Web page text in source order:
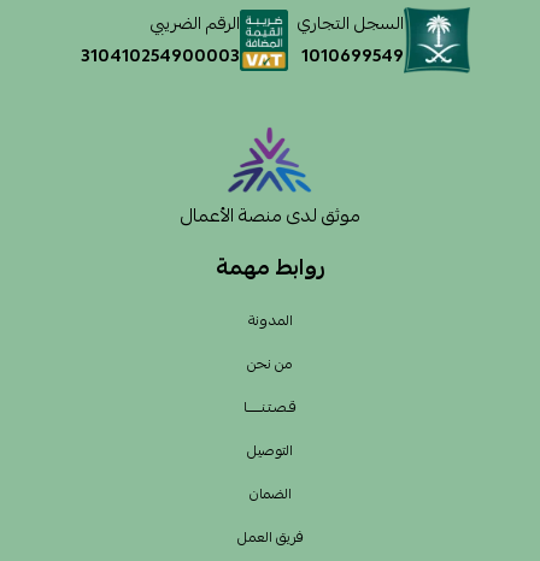
روابط مهمة
المدونة
من نحن
قـصـتـنــــــا
التوصيل
الضمان
فريق العمل
السجل التجاري
1010699549
الرقم الضريبي
310410254900003
موثق لدى منصة الأعمال